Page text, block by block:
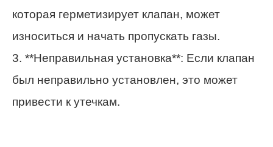
которая герметизирует клапан, может
износиться и начать пропускать газы.
3. **Неправильная установка**: Если клапан
был неправильно установлен, это может
привести к утечкам.